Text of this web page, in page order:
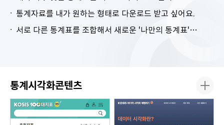
통계자료를 내가 원하는 형태로 다운로드 받고 싶어요.
서로 다른 통계표를 조합해서 새로운 '나만의 통계표'를 만들고 싶어요.
통계시각화콘텐츠